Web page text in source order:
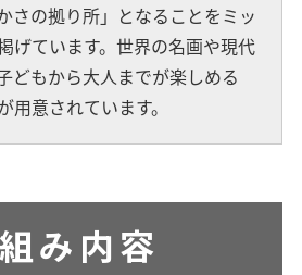
さの拠り所」となることをミッ
げています。世界の名画や現代
どもから大人までが楽しめる
意されています。
み内容